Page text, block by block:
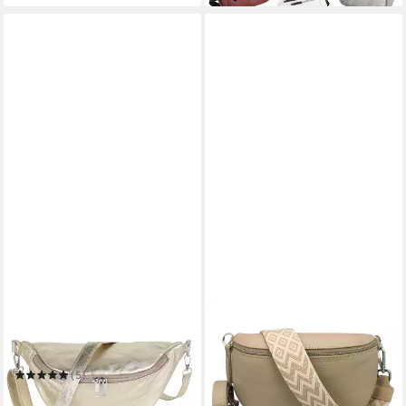
Wildleder, Made in Italy,
Umhängetasche; Brusttasche
(5)
39,95 € UVP 64,95 €